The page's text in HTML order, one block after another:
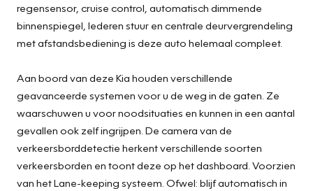
regensensor, cruise control, automatisch dimmende
binnenspiegel, lederen stuur en centrale deurvergrendeling
met afstandsbediening is deze auto helemaal compleet.
Aan boord van deze Kia houden verschillende
geavanceerde systemen voor u de weg in de gaten. Ze
waarschuwen u voor noodsituaties en kunnen in een aantal
gevallen ook zelf ingrijpen. De camera van de
verkeersborddetectie herkent verschillende soorten
verkeersborden en toont deze op het dashboard. Voorzien
van het Lane-keeping systeem. Ofwel: blijf automatisch in